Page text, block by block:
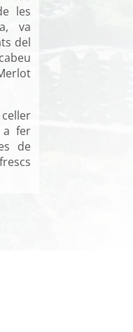
les
va
del
a fer
de